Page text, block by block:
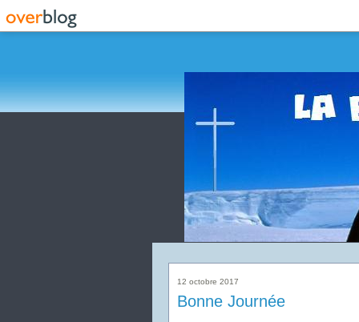
12 octobre 2017
Bonne Journée